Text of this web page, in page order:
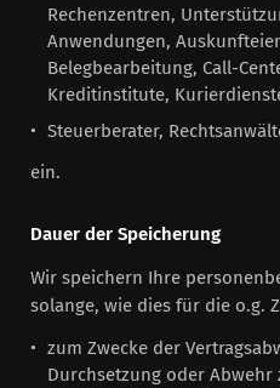
Rechenzentren,
Anwendungen,
Belegbearbeitung, Call-
Kreditinstitute,
Steuerberater,
ein.
Dauer der Speicherung
Wir speichern Ihre
solange, wie dies für die o.g.
zum Zwecke der
Durchsetzung oder